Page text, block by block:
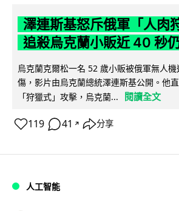
澤連斯基怒斥俄軍「人肉
追殺烏克蘭小販近 40 秒
烏克蘭克爾松一名 52 歲小販被俄軍無人
傷，影片由烏克蘭總統澤連斯基公開。他
「狩獵式」攻擊，烏克蘭...
閱讀全文
119 41 ↗ 分享
人工智能